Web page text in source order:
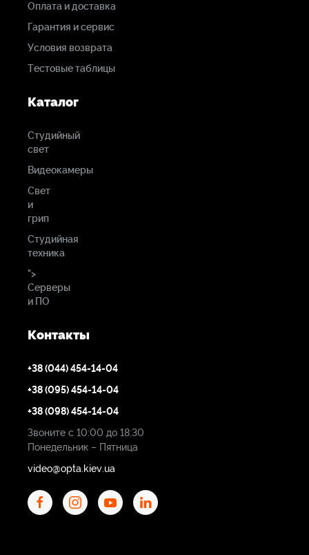
Оплата и доставка
Гарантия и сервис
Условия возврата
Тестовые таблицы
Каталог
Студийный
свет
Видеокамеры
Свет
и
грип
Студийная
техника
">
Серверы
и ПО
Контакты
+38 (044) 454-14-04
+38 (095) 454-14-04
+38 (098) 454-14-04
Звоните с 10:00 до 18:30
Понедельник – Пятница
video@opta.kiev.ua